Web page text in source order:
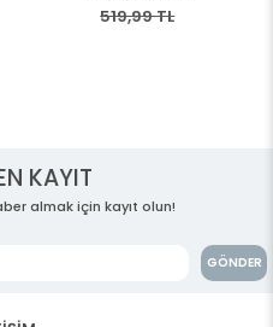
519,99 TL
KAYIT
almak için kayıt olun!
GÖNDER